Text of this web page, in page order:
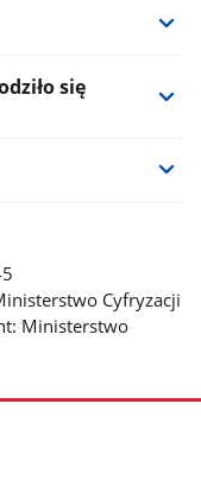
się
Cyfryzacji
Ministerstwo